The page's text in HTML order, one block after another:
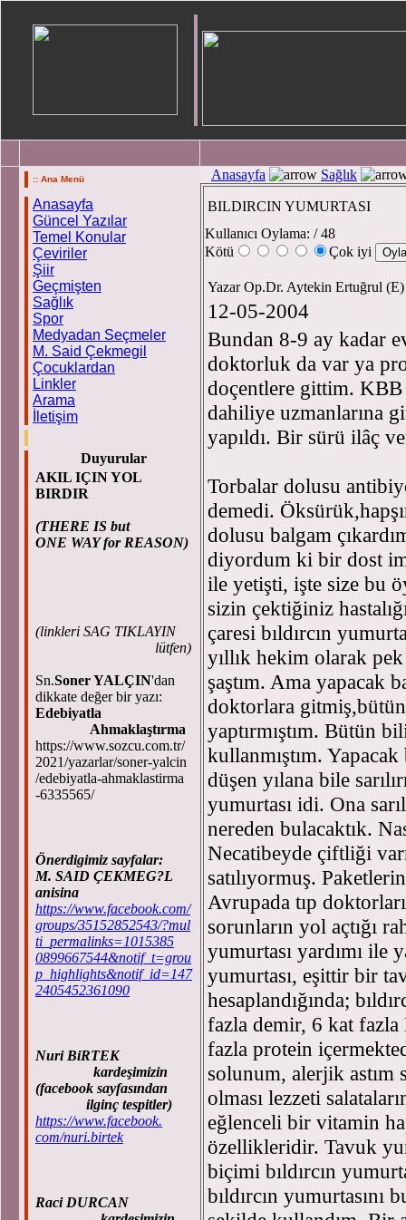
:: Ana Menü
Anasayfa
Güncel Yazılar
Temel Konular
Çeviriler
Şiir
Geçmişten
Sağlık
Spor
Medyadan Seçmeler
M. Said Çekmegil
Çocuklardan
Linkler
Arama
İletişim
Duyurular
AKIL IÇIN YOL
BIRDIR
(THERE IS but
ONE WAY for REASON)
(linkleri SAG TIKLAYIN
lütfen)
Sn.Soner YALÇIN'dan
dikkate değer bir yazı:
Edebiyatla
Ahmaklaştırma
https://www.sozcu.com.tr/
2021/yazarlar/soner-yalcin
/edebiyatla-ahmaklastirma
-6335565/
Önerdigimiz sayfalar:
M. SAID ÇEKMEG?L
anisina
https://www.facebook.com/
groups/35152852543/?mul
ti_permalinks=1015385
0899667544&notif_t=grou
p_highlights&notif_id=147
2405452361090
Nuri BiRTEK
kardeşimizin
(facebook sayfasından
ilginç tespitler)
https://www.facebook.
com/nuri.birtek
Raci DURCAN
Anasayfa Sağlık
BILDIRCIN YUMURTASI
Kullanıcı Oylama: / 48
Kötü
Çok iyi
Yazar Op.Dr. Aytekin Ertuğrul
12-05-2004
Bundan 8-9 ay kadar
doktorluk da var ya
doçentlere gittim. KBB
dahiliye uzmanlarına
yapıldı. Bir sürü ilâç
Torbalar dolusu
demedi.
dolusu balgam
diyordum ki bir dost
ile yetişti, işte size bu
sizin çektiğiniz
çaresi bıldırcın
yıllık hekim olarak
şaştım. Ama yapacak
doktorlara
yaptırmıştım. Bütün
kullanmıştım.
düşen yılana bile
yumurtası idi. Ona
nereden bulacaktık.
Necatibeyde çiftliği
satılıyormuş.
Avrupada tıp
sorunların yol açtığı
yumurtası yardımı ile
yumurtası, eşittir bir
hesaplandığında;
fazla demir, 6 kat
fazla protein
solunum, alerjik
olması lezzeti
eğlenceli bir vitamin
özellikleridir. Tavuk
biçimi bıldırcın
bıldırcın yumurtasını